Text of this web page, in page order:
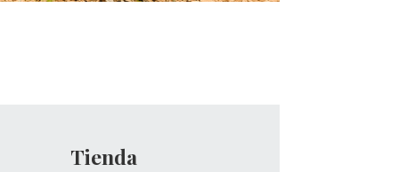
Tienda